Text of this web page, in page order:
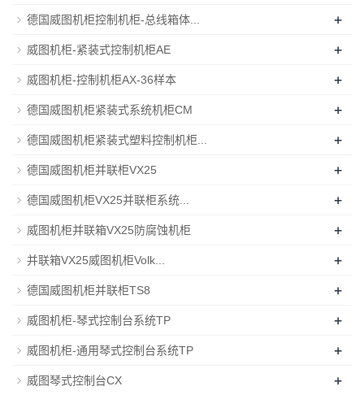
德国威图机柜控制机柜-总线箱体... +
威图机柜-紧装式控制机柜AE +
威图机柜-控制机柜AX-36样本 +
德国威图机柜紧装式系统机柜CM +
德国威图机柜紧装式塑料控制机柜... +
德国威图机柜并联柜VX25 +
德国威图机柜VX25并联柜系统... +
威图机柜并联箱VX25防腐蚀机柜 +
并联箱VX25威图机柜Volk... +
德国威图机柜并联柜TS8 +
威图机柜-琴式控制台系统TP +
威图机柜-通用琴式控制台系统TP +
威图琴式控制台CX +